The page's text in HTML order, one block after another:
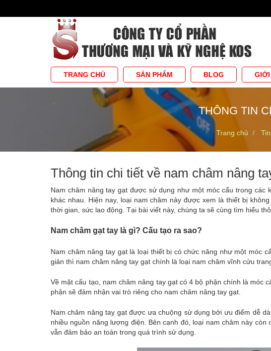
TRANG CHỦ SẢN PHẨM BLOG
THÔNG TIN
Trang chủ
Thông tin chi tiết về nam châm nâng
Nam châm nâng tay gạt được sử dụng như một móc cẩu trong các
khác nhau. Hiện nay, loại nam châm này được xem là thiết bị
thời gian, sức lao động. Tại bài viết này, chúng ta sẽ cùng tìm hiểu
Nam châm gạt tay là gì? Cấu tạo ra sao?
Nam châm nâng tay gạt là loại thiết bị có chức năng như một móc
giản thì nam châm nâng tay gạt chính là loại nam châm vĩnh cửu
Về mặt cấu tạo, nam châm nâng tay gạt có 4 bộ phận chính là móc
phận sẽ đảm nhận vai trò riêng cho nam châm nâng tay gạt.
Nam châm nâng tay gạt được ưa chuộng sử dụng bởi ưu điểm dễ
nhiều nguồn năng lượng điện. Bên cạnh đó, loại nam châm này
vẫn đảm bảo an toàn trong quá trình sử dụng.